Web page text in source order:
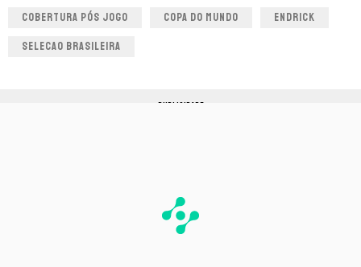
COBERTURA PÓS JOGO COPA DO MUNDO ENDRICK
SELECAO BRASILEIRA
PUBLICIDADE